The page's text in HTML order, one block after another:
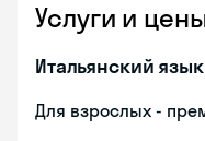
Услуги и
Итальянский язык
Для взрослых -